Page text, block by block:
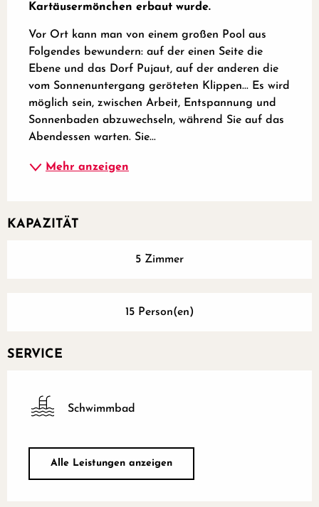
Kartäusermönchen erbaut wurde.
Vor Ort kann man von einem großen Pool aus
Folgendes bewundern: auf der einen Seite die
Ebene und das Dorf Pujaut, auf der anderen die
vom Sonnenuntergang geröteten Klippen... Es wird
möglich sein, zwischen Arbeit, Entspannung und
Sonnenbaden abzuwechseln, während Sie auf das
Abendessen warten. Sie...
Mehr anzeigen
KAPAZITÄT
5 Zimmer
15 Person(en)
SERVICE
Schwimmbad
Alle Leistungen anzeigen